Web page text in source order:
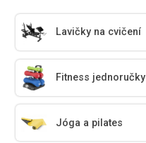
Lavičky na cvičení
Fitness jednoručky
Jóga a pilates